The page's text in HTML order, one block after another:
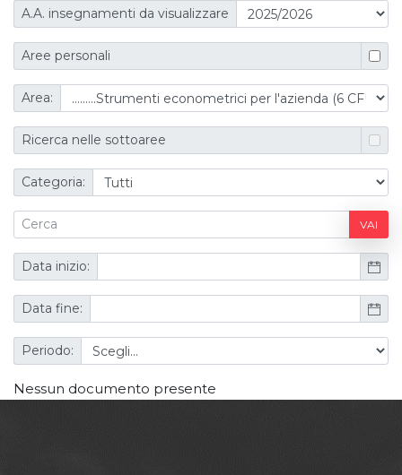
A.A. insegnamenti da visualizzare
Aree personali
Area:
Ricerca nelle sottoaree
Categoria:
VAI
Data inizio:
Data fine:
Periodo:
Nessun documento presente